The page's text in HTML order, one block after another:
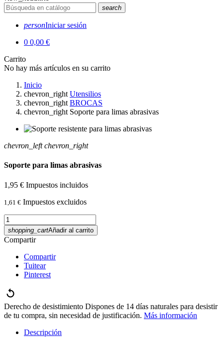
search
personIniciar sesión
0 0,00 €
Carrito
No hay más artículos en su carrito
Inicio
chevron_right Utensilios
chevron_right BROCAS
chevron_right Soporte para limas abrasivas
chevron_left chevron_right
Soporte para limas abrasivas
1,95 € Impuestos incluidos
1,61 € Impuestos excluidos
shopping_cartAñadir al carrito
Compartir
Compartir
Tuitear
Pinterest
Derecho de desistimiento Dispones de 14 días naturales para desistir
de tu compra, sin necesidad de justificación. Más información
Descripción